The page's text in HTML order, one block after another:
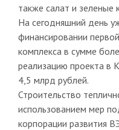
также салат и зеленые
На сегодняшний день
финансировании
комплекса в сумме
реализацию проекта в
4,5 млрд рублей.
Строительство
использованием мер
корпорации развития